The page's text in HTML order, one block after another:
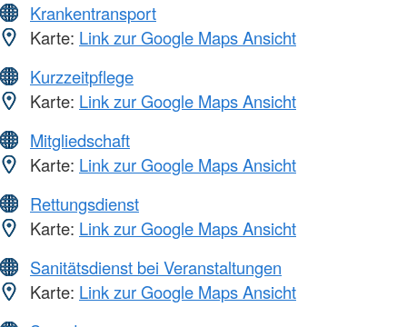
Krankentransport
Karte: Link zur Google Maps Ansicht
Kurzzeitpflege
Karte: Link zur Google Maps Ansicht
Mitgliedschaft
Karte: Link zur Google Maps Ansicht
Rettungsdienst
Karte: Link zur Google Maps Ansicht
Sanitätsdienst bei Veranstaltungen
Karte: Link zur Google Maps Ansicht